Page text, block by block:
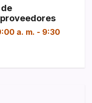
a. m. - 9:30